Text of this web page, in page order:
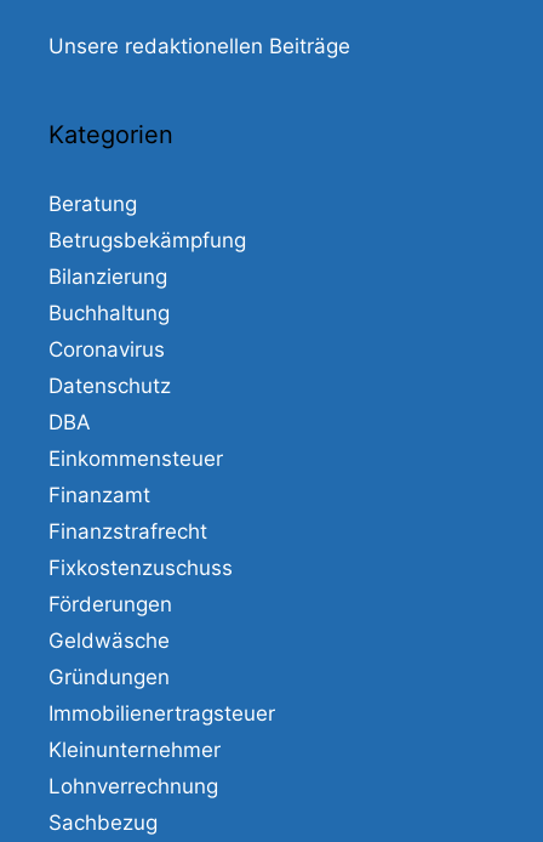
Unsere redaktionellen Beiträge
Kategorien
Beratung
Betrugsbekämpfung
Bilanzierung
Buchhaltung
Coronavirus
Datenschutz
DBA
Einkommensteuer
Finanzamt
Finanzstrafrecht
Fixkostenzuschuss
Förderungen
Geldwäsche
Gründungen
Immobilienertragsteuer
Kleinunternehmer
Lohnverrechnung
Sachbezug